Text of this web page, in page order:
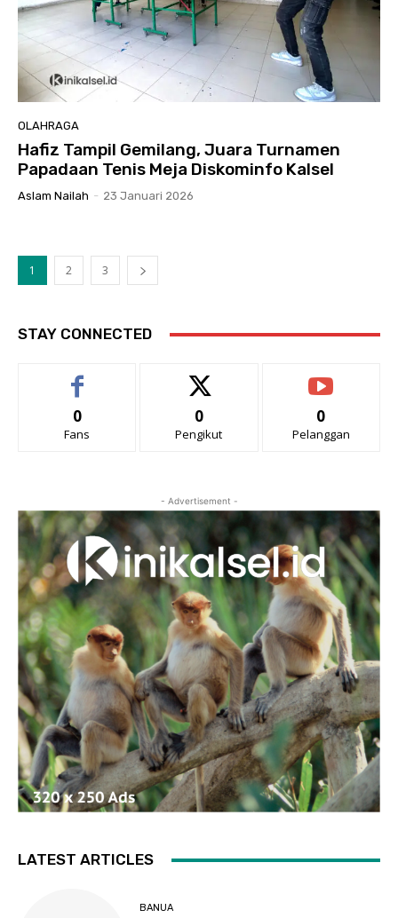
OLAHRAGA
Hafiz Tampil Gemilang, Juara Turnamen
Papadaan Tenis Meja Diskominfo Kalsel
Aslam Nailah - 23 Januari 2026
1 2 3
STAY CONNECTED
0
Fans
0
Pengikut
0
Pelanggan
- Advertisement -
LATEST ARTICLES
BANUA